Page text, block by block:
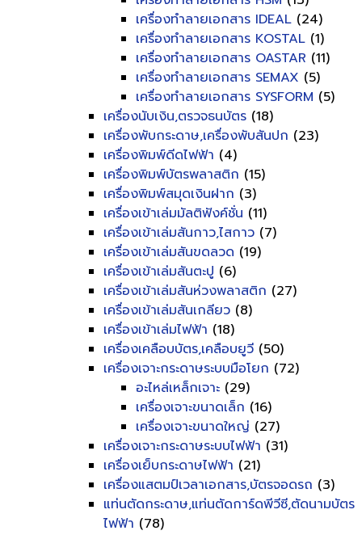
เครื่องทำลายเอกสาร IDEAL (24)
เครื่องทำลายเอกสาร KOSTAL (1)
เครื่องทำลายเอกสาร OASTAR (11)
เครื่องทำลายเอกสาร SEMAX (5)
เครื่องทำลายเอกสาร SYSFORM (5)
เครื่องนับเงิน,ตรวจธนบัตร (18)
เครื่องพับกระดาษ,เครื่องพับสันปก (23)
เครื่องพิมพ์ดีดไฟฟ้า (4)
เครื่องพิมพ์บัตรพลาสติก (15)
เครื่องพิมพ์สมุดเงินฝาก (3)
เครื่องเข้าเล่มมัลติฟังค์ชั่น (11)
เครื่องเข้าเล่มสันกาว,ไสกาว (7)
เครื่องเข้าเล่มสันขดลวด (19)
เครื่องเข้าเล่มสันตะปู (6)
เครื่องเข้าเล่มสันห่วงพลาสติก (27)
เครื่องเข้าเล่มสันเกลียว (8)
เครื่องเข้าเล่มไฟฟ้า (18)
เครื่องเคลือบบัตร,เคลือบยูวี (50)
เครื่องเจาะกระดาษระบบมือโยก (72)
อะไหล่เหล็กเจาะ (29)
เครื่องเจาะขนาดเล็ก (16)
เครื่องเจาะขนาดใหญ่ (27)
เครื่องเจาะกระดาษระบบไฟฟ้า (31)
เครื่องเย็บกระดาษไฟฟ้า (21)
เครื่องแสตมป์เวลาเอกสาร,บัตรจอดรถ (3)
แท่นตัดกระดาษ,แท่นตัดการ์ดพีวีซี,ตัดนามบัตร
ไฟฟ้า (78)